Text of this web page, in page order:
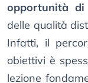
opportunità di
delle qualità
Infatti, il
obiettivi è
lezione